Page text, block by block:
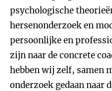
psychologische
hersenonderzoek en
persoonlijke en
zijn naar de concrete
hebben wij zelf, samen
onderzoek gedaan naar